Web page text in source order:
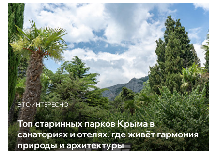
ЭТО ИНТЕРЕСНО
Топ старинных парков Крыма в
санаториях и отелях: где живёт гармония
природы и архитектуры